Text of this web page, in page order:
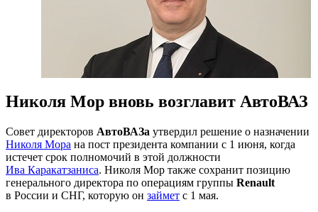
Николя Мор вновь возглавит АвтоВАЗ
Совет директоров АвтоВАЗа утвердил решение о назначении
Николя Мора на пост президента компании с 1 июня, когда
истечет срок полномочий в этой должности
Ива Каракатзаниса. Николя Мор также сохранит позицию
генерального директора по операциям группы Renault
в России и СНГ, которую он займет с 1 мая.